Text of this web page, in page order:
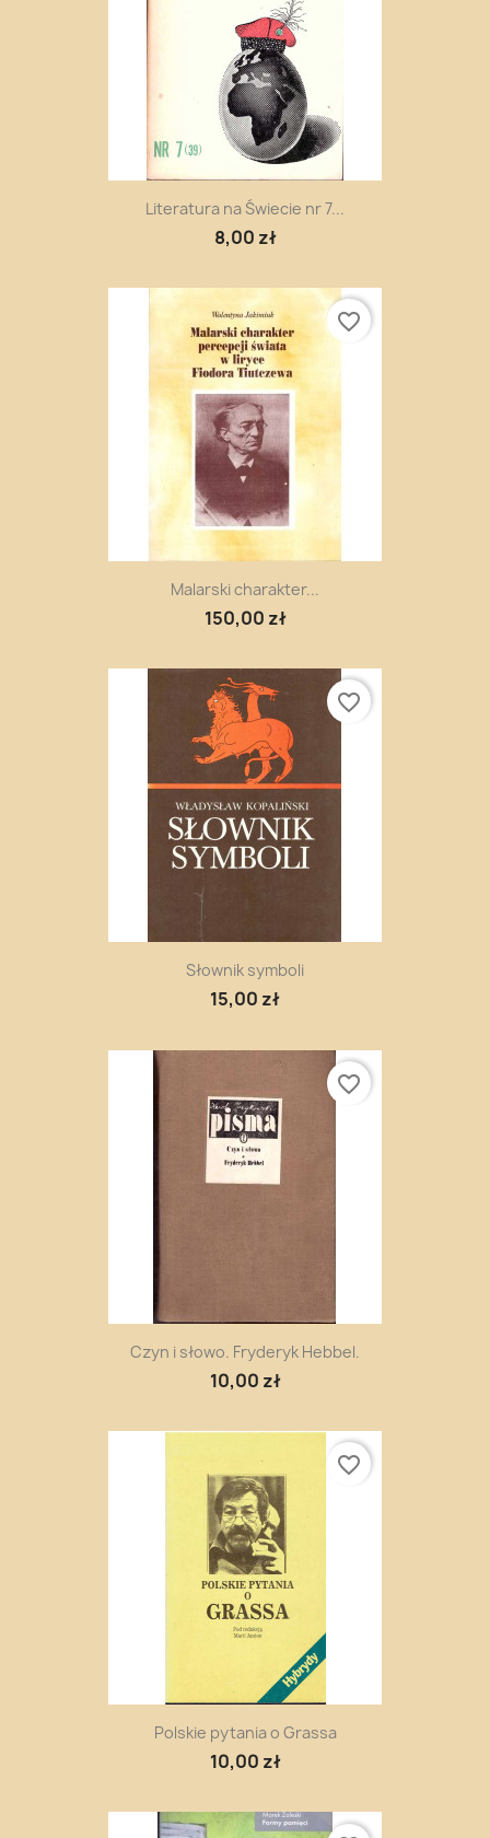
Literatura na Świecie nr 7...
8,00 zł
Malarski charakter...
150,00 zł
favorite_border
Słownik symboli
15,00 zł
favorite_border
Czyn i słowo. Fryderyk Hebbel.
10,00 zł
favorite_border
Polskie pytania o Grassa
10,00 zł
favorite_border